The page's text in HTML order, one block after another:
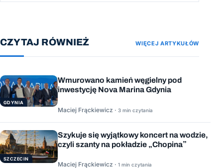
CZYTAJ RÓWNIEŻ WIĘCEJ ARTYKUŁÓW
GDYNIA
Wmurowano kamień węgielny pod
inwestycję Nova Marina Gdynia
Maciej Frąckiewicz · 3 min czytania
SZCZECIN
Szykuje się wyjątkowy koncert na wodzie,
czyli szanty na pokładzie „Chopina”
Maciej Frąckiewicz · 1 min czytania